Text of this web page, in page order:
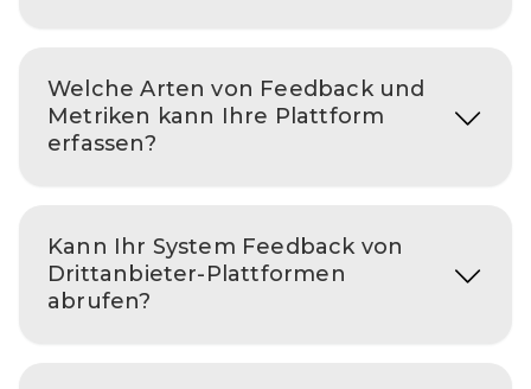
Welche Arten von Feedback und
Metriken kann Ihre Plattform
erfassen?
Kann Ihr System Feedback von
Drittanbieter-Plattformen
abrufen?